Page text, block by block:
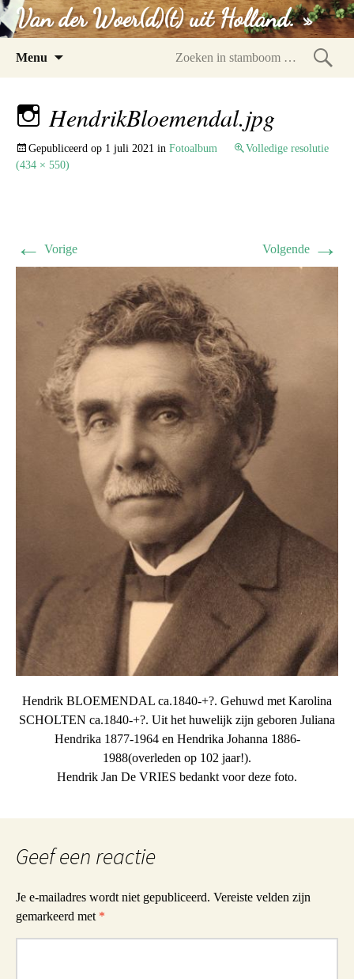
Van der Woer(d)(t) uit Holland. »
Menu
HendrikBloemendal.jpg
Gepubliceerd op 1 juli 2021 in Fotoalbum
Volledige resolutie
(434 × 550)
← Vorige Volgende →
Hendrik BLOEMENDAL ca.1840-+?. Gehuwd met Karolina
SCHOLTEN ca.1840-+?. Uit het huwelijk zijn geboren Juliana
Hendrika 1877-1964 en Hendrika Johanna 1886-
1988(overleden op 102 jaar!).
Hendrik Jan De VRIES bedankt voor deze foto.
Geef een reactie
Je e-mailadres wordt niet gepubliceerd. Vereiste velden zijn
gemarkeerd met *